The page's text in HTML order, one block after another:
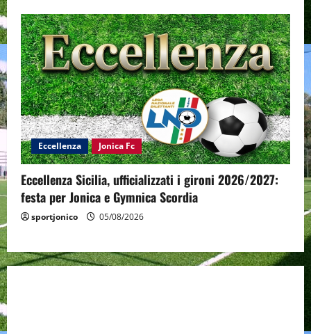
Eccellenza Jonica Fc
Eccellenza Sicilia, ufficializzati i gironi 2026/2027:
festa per Jonica e Gymnica Scordia
sportjonico 05/08/2026